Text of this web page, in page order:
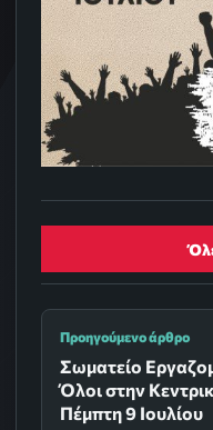
Προηγούμενο άρθρο
Σωματείο
Όλοι στην
Πέμπτη 9 Ιουλίου